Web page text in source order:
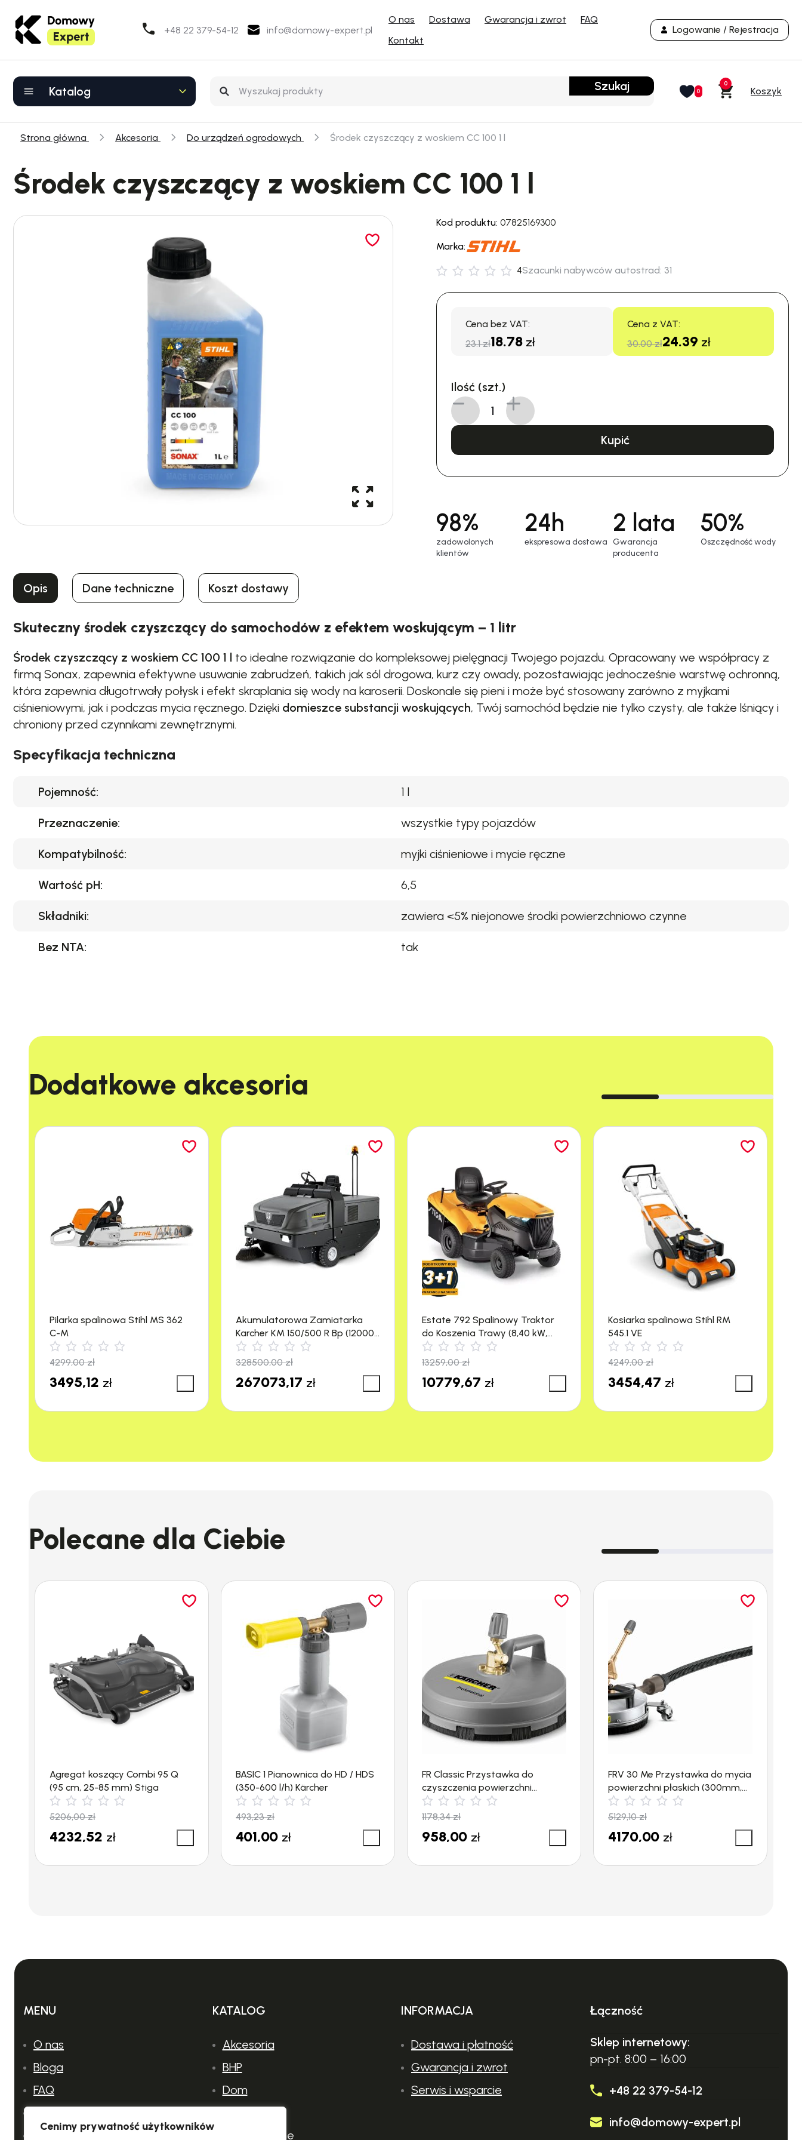
Cenimy prywatność użytkowników
+48 22 379-54-12 info@domowy-expert.pl
O nas Dostawa Gwarancja i zwrot
FAQ
Kontakt
Logowanie / Rejestracja
Katalog Szukaj 0
0
Strona główna Akcesoria Do urządzeń ogrodowych Środek czyszczący z woskiem CC 100 1 l
Środek czyszczący z woskiem CC 100 1 l
Kod produktu: 07825169300
Marka:
4Szacunki nabywców autostrad: 31
Cena bez VAT:
23.1 zł18.78 zł
Cena z VAT:
30.00 zł24.39 zł
Ilość (szt.)
Kupić
98%
zadowolonych
klientów
24h
еkspresowa dostawa
2 lata
Gwarancja
producenta
50%
Oszczędność wody
Opis Dane techniczne Koszt dostawy
Skuteczny środek czyszczący do samochodów z efektem woskującym – 1 litr
Środek czyszczący z woskiem CC 100 1 l to idealne rozwiązanie do kompleksowej pielęgnacji Twojego pojazdu. Opracowany we współpracy z
firmą Sonax, zapewnia efektywne usuwanie zabrudzeń, takich jak sól drogowa, kurz czy owady, pozostawiając jednocześnie warstwę ochronną,
która zapewnia długotrwały połysk i efekt skraplania się wody na karoserii. Doskonale się pieni i może być stosowany zarówno z myjkami
ciśnieniowymi, jak i podczas mycia ręcznego. Dzięki domieszce substancji woskujących, Twój samochód będzie nie tylko czysty, ale także lśniący i
chroniony przed czynnikami zewnętrznymi.
Specyfikacja techniczna
Pojemność: 1 l
Przeznaczenie: wszystkie typy pojazdów
Kompatybilność: myjki ciśnieniowe i mycie ręczne
Wartość pH: 6,5
Składniki: zawiera <5% niejonowe środki powierzchniowo czynne
Bez NTA: tak
Dodatkowe akcesoria​
Pilarka spalinowa Stihl MS 362
C-M
4299,00zł
3495,12 zł
Akumulatorowa Zamiatarka
Karcher KM 150/500 R Bp (12000
m²/h)
328500,00zł
267073,17 zł
Estate 792 Spalinowy Traktor
do Koszenia Trawy (8,40 kW,
4500 m²) Stiga
13259,00zł
10779,67 zł
Kosiarka spalinowa Stihl RM
545.1 VE
4249,00zł
3454,47 zł
Polecane dla Ciebie
Agregat koszący Combi 95 Q
(95 cm, 25-85 mm) Stiga
5206,00zł
4232,52 zł
BASIC 1 Pianownica do HD / HDS
(350-600 l/h) Kärcher
493,23zł
401,00 zł
FR Classic Przystawka do
czyszczenia powierzchni
płaskich (300mm, 600l/h)
Kärcher
1178,34zł
958,00 zł
FRV 30 Me Przystawka do mycia
powierzchni płaskich (300mm,
1300l/h) Kärcher
5129,10zł
4170,00 zł
MENU
O nas
Bloga
FAQ
Polityka prywatności
KATALOG
Akcesoria
BHP
Dom
Profesjonalne
INFORMACJA
Dostawa i płatność
Gwarancja i zwrot
Serwis i wsparcie
Łączność
Sklep internetowy:
pn-pt. 8:00 – 16:00
+48 22 379-54-12
info@domowy-expert.pl